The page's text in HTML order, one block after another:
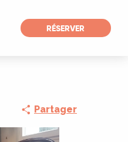
RÉSERVER
Partager